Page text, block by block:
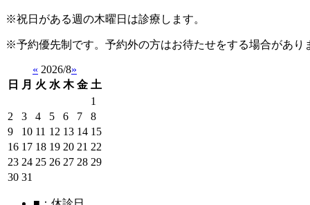
※祝日がある週の木曜日は診療します。
※予約優先制です。予約外の方はお待たせをする場合があり
« 2026/8»
日
月 火 水 木 金 土
1
2
3 4 5 6 7
8
9
10 11 12 13 14 15
16 17 18 19 20 21 22
23 24 25 26 27 28 29
30 31